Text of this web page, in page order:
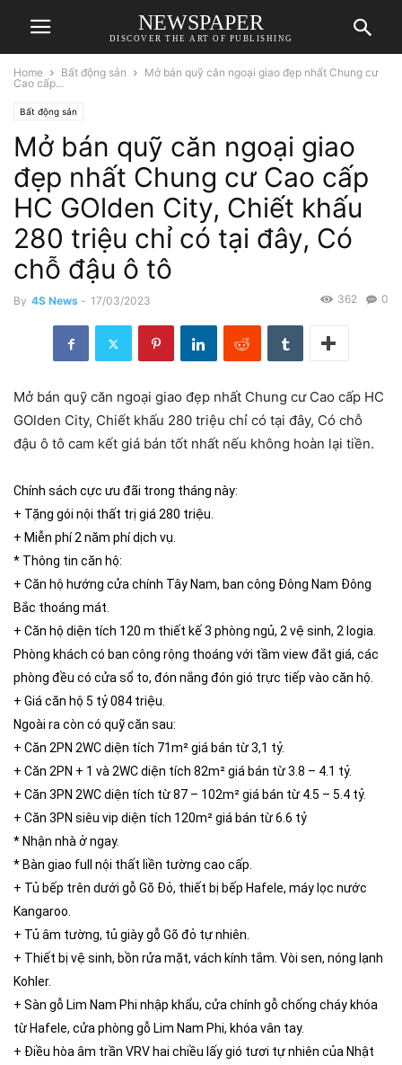
NEWSPAPER
DISCOVER THE ART OF PUBLISHING
Home Bất động sản
Mở bán quỹ căn ngoại giao đẹp nhất Chung cư
Cao cấp...
Bất động sản
Mở bán quỹ căn ngoại giao
đẹp nhất Chung cư Cao cấp
HC GOlden City, Chiết khấu
280 triệu chỉ có tại đây, Có
chỗ đậu ô tô
By 4S News - 17/03/2023 0
362
Mở bán quỹ căn ngoại giao đẹp nhất Chung cư Cao cấp HC
GOlden City, Chiết khấu 280 triệu chỉ có tại đây, Có chỗ
đậu ô tô cam kết giá bán tốt nhất nếu không hoàn lại tiền.
Chính sách cực ưu đãi trong tháng này:
+ Tặng gói nội thất trị giá 280 triệu.
+ Miễn phí 2 năm phí dịch vụ.
* Thông tin căn hộ:
+ Căn hộ hướng cửa chính Tây Nam, ban công Đông Nam Đông
Bắc thoáng mát.
+ Căn hộ diện tích 120 m thiết kế 3 phòng ngủ, 2 vệ sinh, 2 logia.
Phòng khách có ban công rộng thoáng với tầm view đắt giá, các
phòng đều có cửa sổ to, đón nắng đón gió trực tiếp vào căn hộ.
+ Giá căn hộ 5 tỷ 084 triệu.
Ngoài ra còn có quỹ căn sau:
+ Căn 2PN 2WC diện tích 71m² giá bán từ 3,1 tỷ.
+ Căn 2PN + 1 và 2WC diện tích 82m² giá bán từ 3.8 – 4.1 tỷ.
+ Căn 3PN 2WC diện tích từ 87 – 102m² giá bán từ 4.5 – 5.4 tỷ.
+ Căn 3PN siêu vip diện tích 120m² giá bán từ 6.6 tỷ
* Nhận nhà ở ngay.
* Bàn giao full nội thất liền tường cao cấp.
+ Tủ bếp trên dưới gỗ Gõ Đỏ, thiết bị bếp Hafele, máy lọc nước
Kangaroo.
+ Tủ âm tường, tủ giày gỗ Gõ đỏ tự nhiên.
+ Thiết bị vệ sinh, bồn rửa mặt, vách kính tắm. Vòi sen, nóng lạnh
Kohler.
+ Sàn gỗ Lim Nam Phi nhập khẩu, cửa chính gỗ chống cháy khóa
từ Hafele, cửa phòng gỗ Lim Nam Phi, khóa vân tay.
+ Điều hòa âm trần VRV hai chiều lấy gió tươi tự nhiên của Nhật